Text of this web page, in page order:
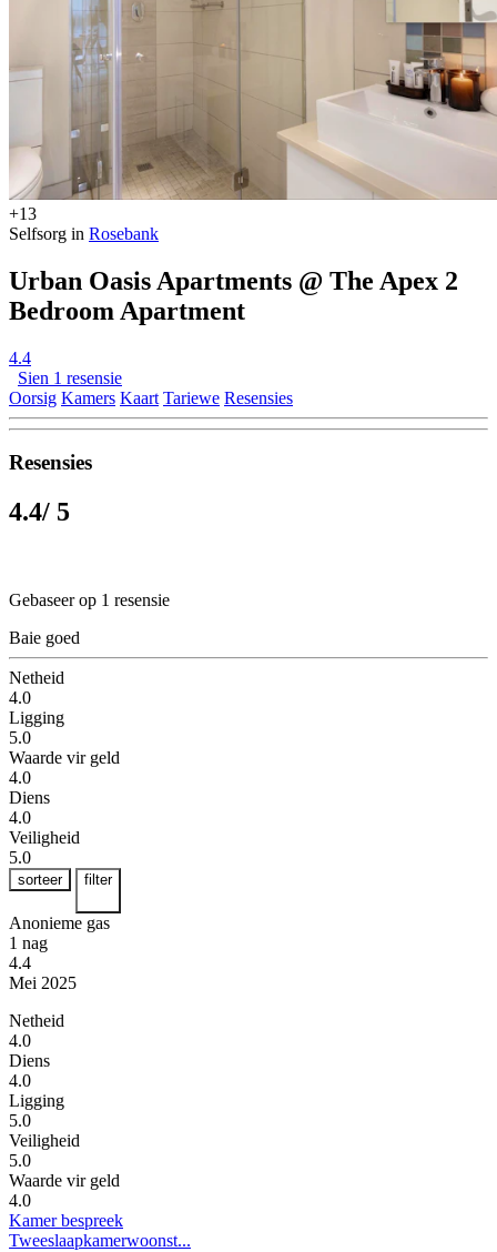
+13
Selfsorg in Rosebank
Urban Oasis Apartments @ The Apex 2
Bedroom Apartment
4.4
Sien 1 resensie
Oorsig Kamers Kaart Tariewe Resensies
Resensies
4.4/ 5
Gebaseer op 1 resensie
Baie goed
Netheid
4.0
Ligging
5.0
Waarde vir geld
4.0
Diens
4.0
Veiligheid
5.0
sorteer filter
Anonieme gas
1 nag
4.4
Mei 2025
Netheid
4.0
Diens
4.0
Ligging
5.0
Veiligheid
5.0
Waarde vir geld
4.0
Kamer bespreek
Tweeslaapkamerwoonst...